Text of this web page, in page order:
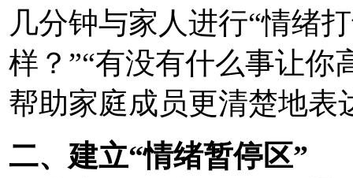
几分钟与家人进行“情绪
样？”“有没有什么事让你
帮助家庭成员更清楚地表
二、建立“情绪暂停区”